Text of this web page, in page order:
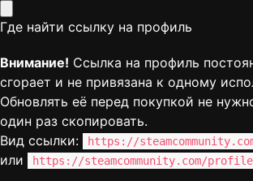
Где найти ссылку на профиль
Внимание! Ссылка на профиль
сгорает и не привязана к одному
Обновлять её перед покупкой не
один раз скопировать.
Вид ссылки:
https://
или https://steamcommunity.com/